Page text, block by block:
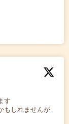
す
もしれませんが